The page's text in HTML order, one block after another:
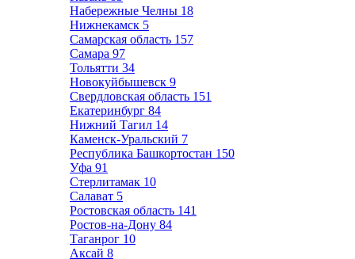
Набережные Челны 18
Нижнекамск 5
Самарская область 157
Самара 97
Тольятти 34
Новокуйбышевск 9
Свердловская область 151
Екатеринбург 84
Нижний Тагил 14
Каменск-Уральский 7
Республика Башкортостан 150
Уфа 91
Стерлитамак 10
Салават 5
Ростовская область 141
Ростов-на-Дону 84
Таганрог 10
Аксай 8